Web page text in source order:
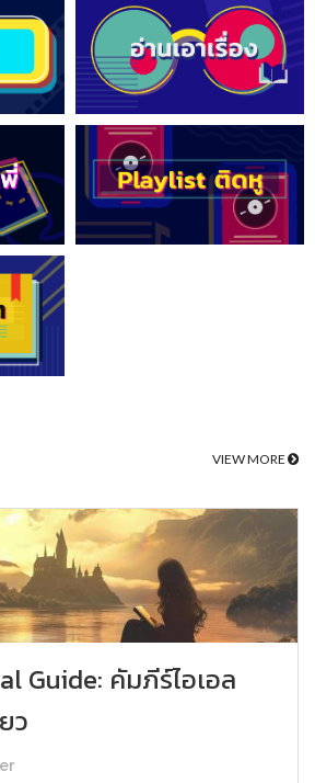
VIEW MORE
Guide: คัมภีร์ไอเอล
ว